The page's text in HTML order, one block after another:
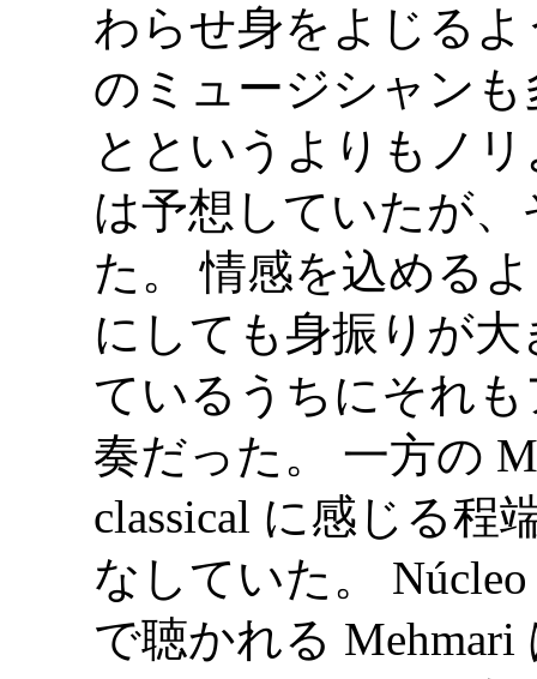
わらせ身をよじる
のミュージシャン
とというよりもノ
は予想していたが
た。 情感を込める
にしても身振りが
ているうちにそれ
奏だった。 一方の
classical に感じる程
なしていた。 Núcleo
で聴かれる